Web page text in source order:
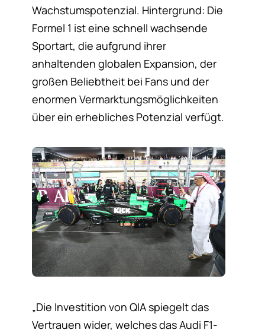
Wachstumspotenzial. Hintergrund: Die
Formel 1 ist eine schnell wachsende
Sportart, die aufgrund ihrer
anhaltenden globalen Expansion, der
großen Beliebtheit bei Fans und der
enormen Vermarktungsmöglichkeiten
über ein erhebliches Potenzial verfügt.
„Die Investition von QIA spiegelt das
Vertrauen wider, welches das Audi F1-